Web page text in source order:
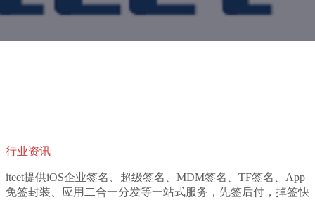
行业资讯
iteet提供iOS企业签名、超级签名、MDM签名、TF签名、App
免签封装、应用二合一分发等一站式服务，先签后付，掉签快